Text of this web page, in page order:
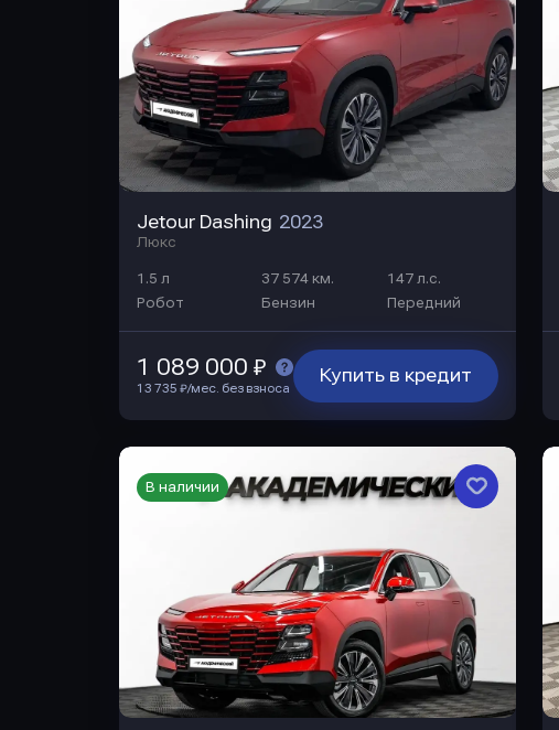
Jetour Dashing 2023
Люкс
1.5 л 37 574 км.
147 л.с.
Робот
Бензин Передний
Купить в кредит
1 089 000 ₽
13 735 ₽/мес. без взноса
В наличии